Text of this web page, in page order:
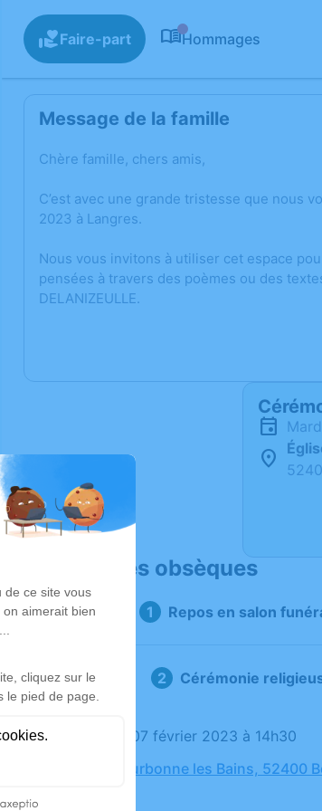
Faire-part Hommages
Message de la famille
Chère famille, chers amis,
C’est avec une grande tristesse que nous
2023 à Langres.
Nous vous invitons à utiliser cet espace
pensées à travers des poèmes ou des
DELANIZEULLE.
Déroulé des obsèques
Repos en salon
Cérémonie
Le mardi 07 février 2023 à 14h30
Église Bourbonne les Bains, 52400